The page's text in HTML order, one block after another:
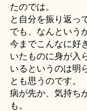
たのでは。
と自分を振り返っ
でも、なんという
今までこんなに好
いたものに身が入
いるというのは明
とも思うのです。
病が先か、気持ち
も。